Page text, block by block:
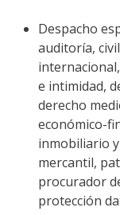
Despacho
auditoría,
e intimidad,
derecho
económico-
inmobiliario
mercantil,
procurador
protección